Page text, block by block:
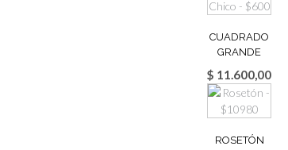
CUADRADO
GRANDE
$ 11.600,00
ROSETÓN